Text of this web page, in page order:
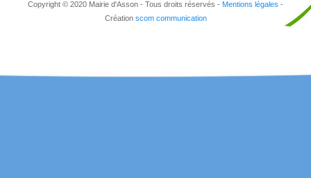
Copyright © 2020 Mairie d'Asson - Tous droits réservés - Mentions légales -
Création scom communication